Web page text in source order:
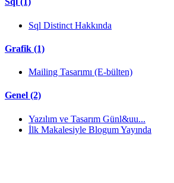
Sql Distinct Hakkında
Grafik (1)
Mailing Tasarımı (E-bülten)
Genel (2)
Yazılım ve Tasarım Günl&uu...
İlk Makalesiyle Blogum Yayında